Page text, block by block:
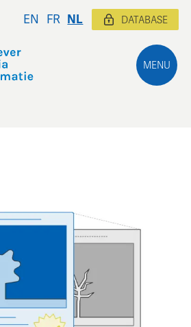
MENU
EN FR NL DATABASE